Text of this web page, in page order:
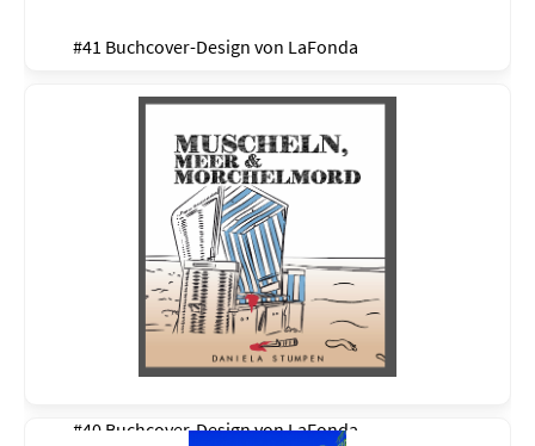
#41 Buchcover-Design von LaFonda
#40 Buchcover-Design vonLaFonda